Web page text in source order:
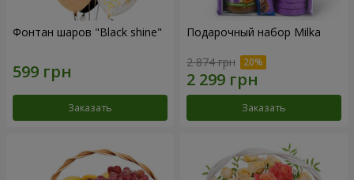
Фонтан шаров "Black shine"
Заказать
Подарочный набор Milka
2 874 грн
Заказать